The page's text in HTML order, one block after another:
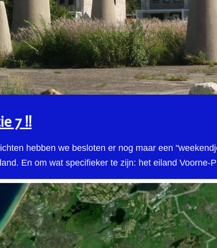
7 !!
hebben we besloten er nog maar een
En om wat specifieker te zijn: het eiland Voorne-